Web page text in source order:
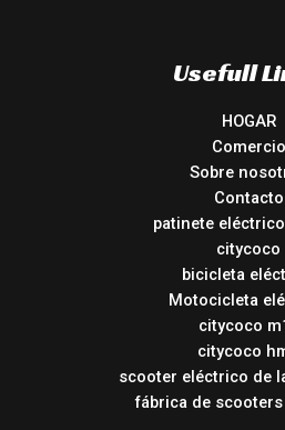
Usefull
HOGAR
Comercio
Sobre
Contacto
patinete
citycoco
bicicleta
Motocicleta
citycoco
citycoco
scooter eléctrico de
fábrica de